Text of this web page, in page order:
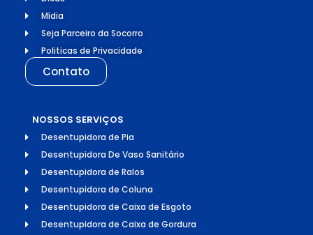
Mídia
Seja Parceiro da Socorro
Politicas de Privacidade
Contato
NOSSOS SERVIÇOS
Desentupidora de Pia
Desentupidora De Vaso Sanitário
Desentupidora de Ralos
Desentupidora de Coluna
Desentupidora de Caixa de Esgoto
Desentupidora de Caixa de Gordura